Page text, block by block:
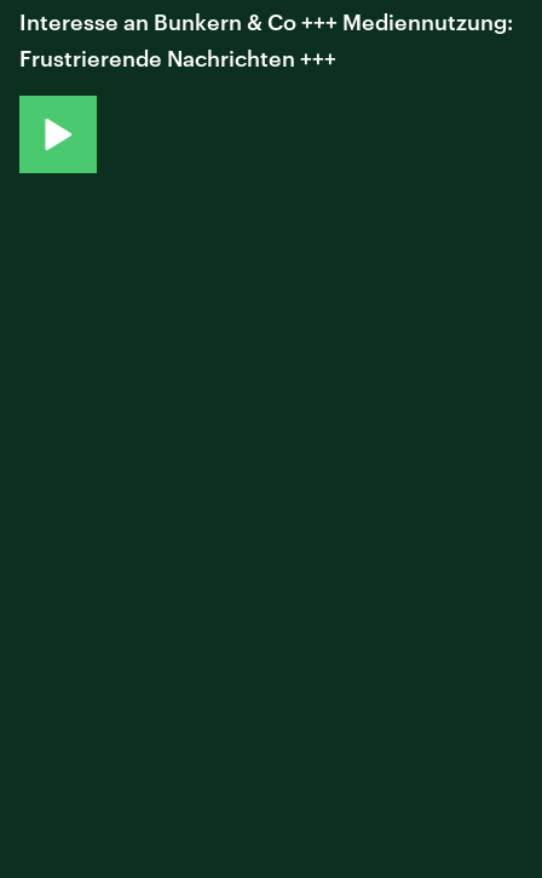
Interesse an Bunkern & Co +++ Mediennutzung:
Frustrierende Nachrichten +++